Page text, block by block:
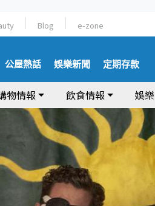
Blog e-zone
公屋熱話 娛樂新聞 定期存款
物情報 飲食情報 娛樂